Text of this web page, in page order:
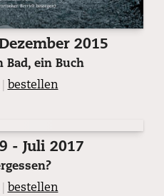
2015
Bad, ein Buch
bestellen
- Juli 2017
bestellen